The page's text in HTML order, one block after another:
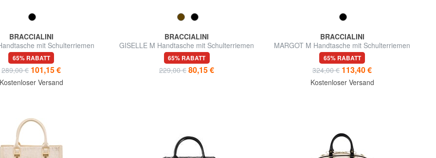
BRACCIALINI
mit Schulterriemen
65% RABATT
289,00 € 101,15 €
Kostenloser Versand
BRACCIALINI
GISELLE M Handtasche mit Schulterriemen
65% RABATT
229,00 € 80,15 €
BRACCIALINI
MARGOT M Handtasche mit Schulterriemen
65% RABATT
324,00 € 113,40 €
Kostenloser Versand